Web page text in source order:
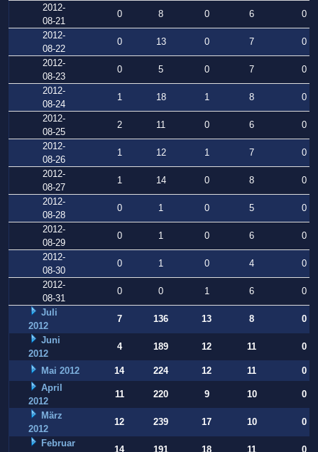
2012-
08-21
0 8 0 6
0
2012-
08-22
0 13 0 7
0
2012-
08-23
0 5 0 7
0
2012-
08-24
1 18 1 8
0
2012-
08-25
2 11 0 6
0
2012-
08-26
1 12 1 7
0
2012-
08-27
1 14 0 8
0
2012-
08-28
0 1 0 5
0
2012-
08-29
0 1 0 6
0
2012-
08-30
0 1 0 4
0
2012-
08-31
0 0 1 6
0
Juli
2012
7 136 13 8
0
Juni
2012
4 189 12 11 0
Mai 2012 14 224 12 11
0
April
2012
11 220 9 10
0
März
2012
12 239 17 10
0
Februar
14 191 18 11 0